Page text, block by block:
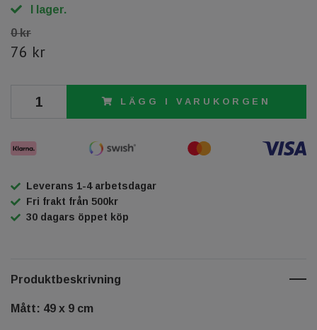
I lager.
0 kr
76 kr
LÄGG I VARUKORGEN
Leverans 1-4 arbetsdagar
Fri frakt från 500kr
30 dagars öppet köp
Produktbeskrivning
Mått: 49 x 9 cm